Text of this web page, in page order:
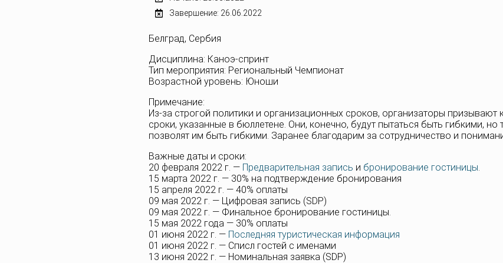
Завершение: 26.06.2022
Белград, Сербия
Дисциплина: Каноэ-спринт
Тип мероприятия: Региональный Чемпионат
Возрастной уровень: Юноши
Примечание:
Из-за строгой политики и организационных сроков, организаторы
сроки, указанные в бюллетене. Они, конечно, будут пытаться быть гибкими, но
позволят им быть гибкими. Заранее благодарим за сотрудничество и
Важные даты и сроки:
20 февраля 2022 г. — Предварительная запись и бронирование гостиницы.
15 марта 2022 г. — 30% на подтверждение бронирования
15 апреля 2022 г. — 40% оплаты
09 мая 2022 г. — Цифровая запись (SDP)
09 мая 2022 г. — Финальное бронирование гостиницы.
15 мая 2022 года — 30% оплаты
01 июня 2022 г. — Последняя туристическая информация
01 июня 2022 г. — Списл гостей с именами
13 июня 2022 г. — Номинальная заявка (SDP)